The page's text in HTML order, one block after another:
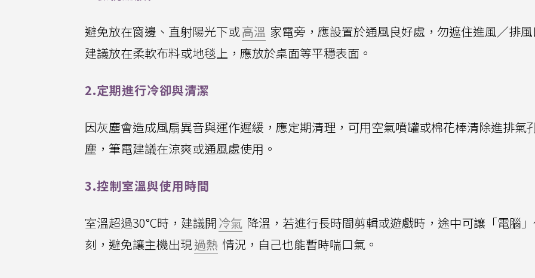
避免放在窗邊、直射陽光下或高溫 家電旁，應設置於通風良好處，勿遮住進風／排
建議放在柔軟布料或地毯上，應放於桌面等平穩表面。
2.定期進行冷卻與清潔
因灰塵會造成風扇異音與運作遲緩，應定期清理，可用空氣噴罐或棉花棒清除進排氣
塵，筆電建議在涼爽或通風處使用。
3.控制室溫與使用時間
室溫超過30°C時，建議開冷氣 降溫，若進行長時間剪輯或遊戲時，途中可讓「電腦
刻，避免讓主機出現過熱 情況，自己也能暫時喘口氣。